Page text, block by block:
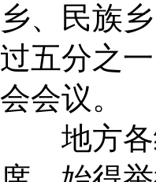
乡、民族
过五分之
会会议。
地方各